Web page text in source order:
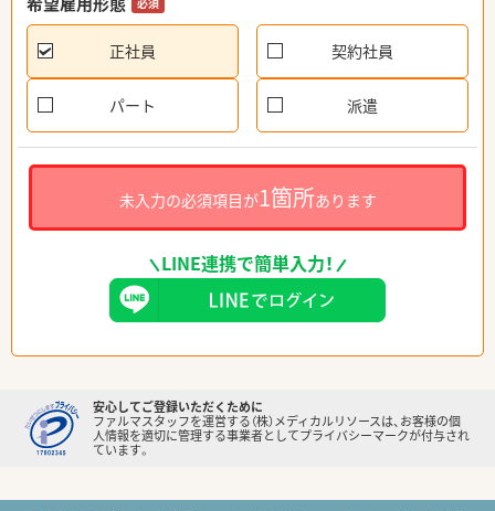
正社員 契約社員
パート 派遣
未入力の必須項目が1箇所あります
LINE連携で簡単入力！
安心してご登録いただくために
ファルマスタッフを運営する（株）メディカルリソースは、お客様の個
人情報を適切に管理する事業者としてプライバシーマークが付与され
ています。